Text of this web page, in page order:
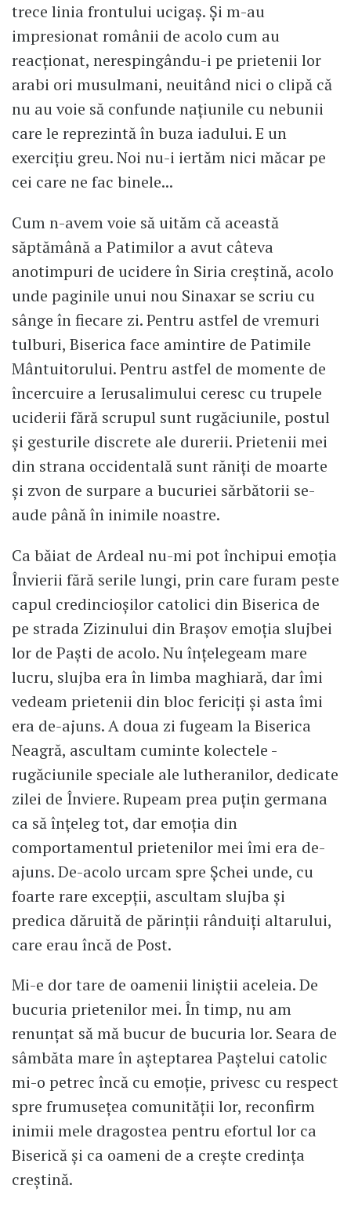
trece linia frontului ucigaș. Și m-au
impresionat românii de acolo cum au
reacționat, nerespingându-i pe prietenii lor
arabi ori musulmani, neuitând nici o clipă că
nu au voie să confunde națiunile cu nebunii
care le reprezintă în buza iadului. E un
exercițiu greu. Noi nu-i iertăm nici măcar pe
cei care ne fac binele...
Cum n-avem voie să uităm că această
săptămână a Patimilor a avut câteva
anotimpuri de ucidere în Siria creștină, acolo
unde paginile unui nou Sinaxar se scriu cu
sânge în fiecare zi. Pentru astfel de vremuri
tulburi, Biserica face amintire de Patimile
Mântuitorului. Pentru astfel de momente de
încercuire a Ierusalimului ceresc cu trupele
uciderii fără scrupul sunt rugăciunile, postul
și gesturile discrete ale durerii. Prietenii mei
din strana occidentală sunt răniți de moarte
și zvon de surpare a bucuriei sărbătorii se-
aude până în inimile noastre.
Ca băiat de Ardeal nu-mi pot închipui emoția
Învierii fără serile lungi, prin care furam peste
capul credincioșilor catolici din Biserica de
pe strada Zizinului din Brașov emoția slujbei
lor de Paști de acolo. Nu înțelegeam mare
lucru, slujba era în limba maghiară, dar îmi
vedeam prietenii din bloc fericiți și asta îmi
era de-ajuns. A doua zi fugeam la Biserica
Neagră, ascultam cuminte kolectele -
rugăciunile speciale ale lutheranilor, dedicate
zilei de Înviere. Rupeam prea puțin germana
ca să înțeleg tot, dar emoția din
comportamentul prietenilor mei îmi era de-
ajuns. De-acolo urcam spre Șchei unde, cu
foarte rare excepții, ascultam slujba și
predica dăruită de părinții rânduiți altarului,
care erau încă de Post.
Mi-e dor tare de oamenii liniștii aceleia. De
bucuria prietenilor mei. În timp, nu am
renunțat să mă bucur de bucuria lor. Seara de
sâmbăta mare în așteptarea Paștelui catolic
mi-o petrec încă cu emoție, privesc cu respect
spre frumusețea comunității lor, reconfirm
inimii mele dragostea pentru efortul lor ca
Biserică și ca oameni de a crește credința
creștină.